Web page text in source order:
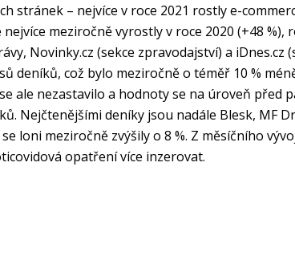
– nejvíce v roce 2021 rostly e-
meziročně vyrostly v roce 2020 (+48 %),
Novinky.cz (sekce zpravodajství) a iDnes.cz
deníků, což bylo meziročně o téměř 10 %
ale nezastavilo a hodnoty se na úroveň před
Nejčtenějšími deníky jsou nadále Blesk, MF
loni meziročně zvýšily o 8 %. Z měsíčního
opatření více inzerovat.